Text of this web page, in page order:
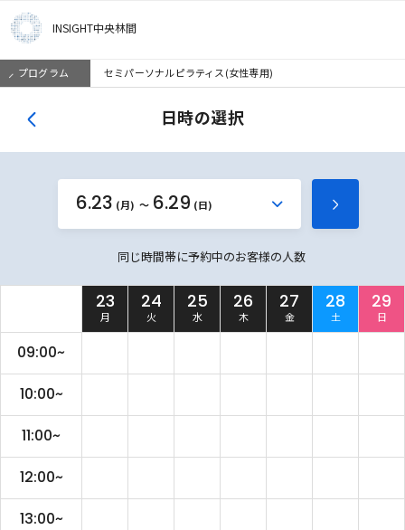
INSIGHT中央林間
プログラム セミパーソナルピラティス(女性専用)
日時の選択
6.23 (月)
か6.29 (日)
次
見
る
同じ時間帯に予約中のお客様の人数
23
月
24
火
25
水
26
木
27
金
28
土
29
日
09:00~
10:00~
11:00~
12:00~
13:00~